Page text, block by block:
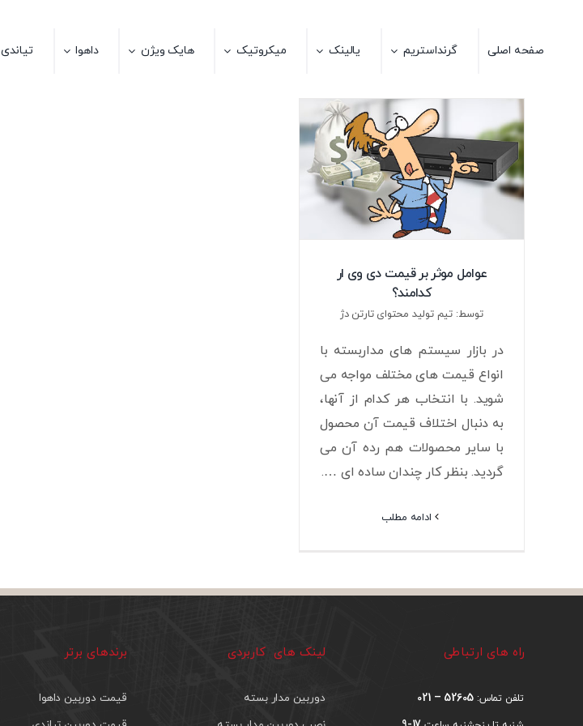
صفحه اصلی گرنداستریم یالینک میکروتیک هایک ویژن داهوا تیاندی
عوامل موثر بر قیمت دی وی ار
کدامند؟
توسط: تیم تولید محتوای تارتن دژ
در بازار سیستم های مداربسته با
انواع قیمت های مختلف مواجه می
شوید. با انتخاب هر کدام از آنها،
به دنبال اختلاف قیمت آن محصول
با سایر محصولات هم رده آن می
گردید. بنظر کار چندان ساده ای ….
ادامه مطلب
راه های ارتباطی
تلفن تماس: 52605 – 021
لینک های کاربردی
دوربین مدار بسته
برندهای برتر
قیمت دوربین داهوا